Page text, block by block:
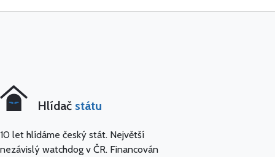
Hlídač státu
10 let hlídáme český stát. Největší
nezávislý watchdog v ČR. Financován